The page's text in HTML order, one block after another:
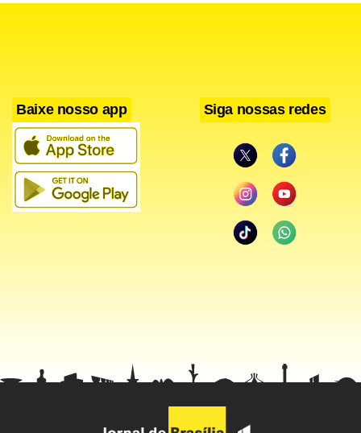
gás metano na mina Sago, também na Virgínia Ocidental.
Baixe nosso app Siga nossas redes